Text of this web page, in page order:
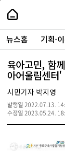
본
로
가
내
손
안
에
서
울
-
서
울
시
대
표
소
통
포
주
요
서
뉴스홈 기획·
육아고민, 함
아어울림센터'
시민기자 박지영
발행일 2022.07.13.
수정일 2023.05.24.
페
상
단
로